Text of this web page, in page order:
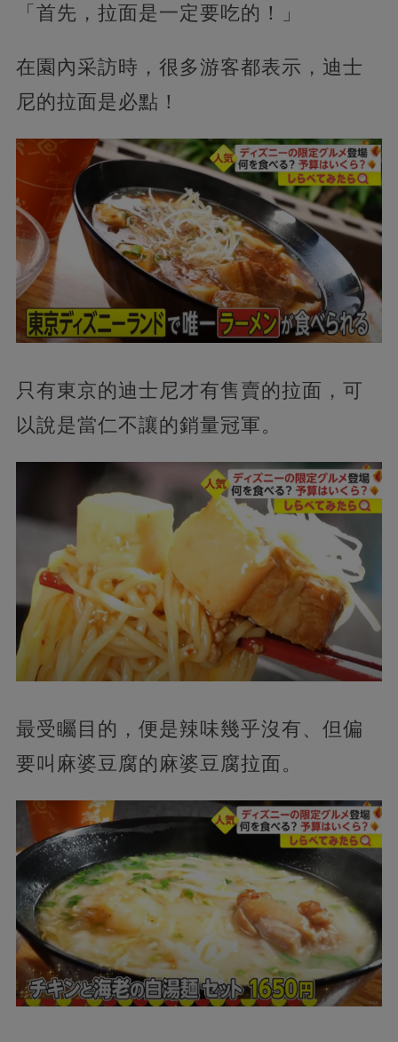
「首先，拉面是一定要吃的！」
在園內采訪時，很多游客都表示，迪士
尼的拉面是必點！
只有東京的迪士尼才有售賣的拉面，可
以說是當仁不讓的銷量冠軍。
最受矚目的，便是辣味幾乎沒有、但偏
要叫麻婆豆腐的麻婆豆腐拉面。